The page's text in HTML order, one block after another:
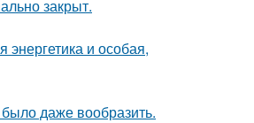
закрыт.
энергетика и особая,
даже вообразить.